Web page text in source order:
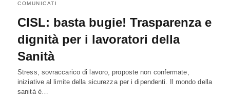
COMUNICATI
CISL: basta bugie! Trasparenza e
dignità per i lavoratori della
Sanità
Stress, sovraccarico di lavoro, proposte non confermate,
iniziative al limite della sicurezza per i dipendenti. Il mondo della
sanità è…